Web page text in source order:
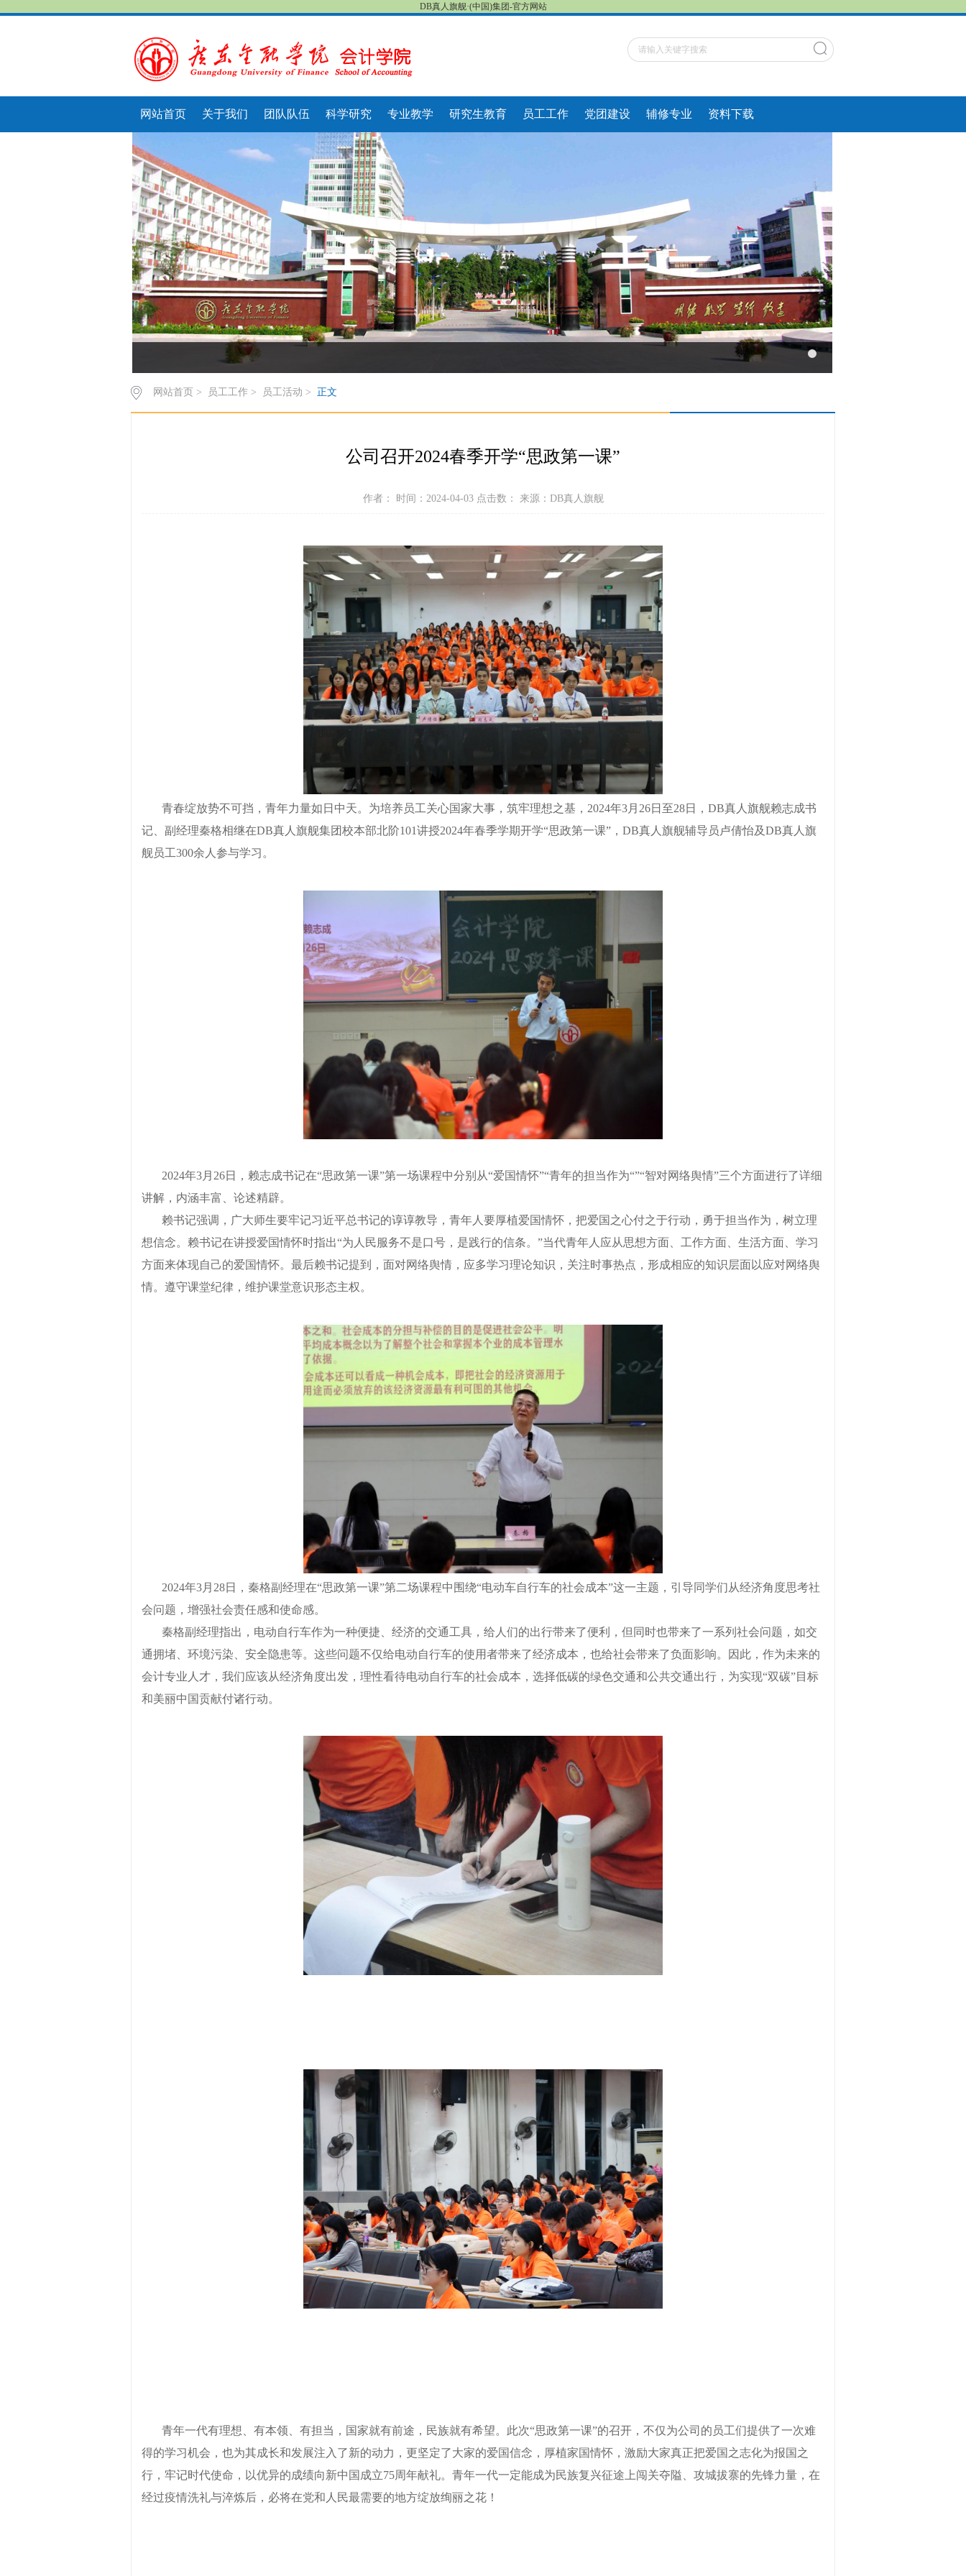
DB真人旗舰·(中国)集团-官方网站
网站首页 关于我们 团队队伍 科学研究 专业教学 研究生教育 员工工作 党团建设 辅修专业 资料下载
网站首页 > 员工工作 > 员工活动 > 正文
公司召开2024春季开学“思政第一课”
作者： 时间：2024-04-03 点击数： 来源：DB真人旗舰
青春绽放势不可挡，青年力量如日中天。为培养员工关心国家大事，筑牢理想之基 ， 2024年3月 26日至28日， DB真人旗舰赖志成书
记
副经理秦格相继在DB真人旗舰集团校本部北阶101讲授2024年春季学期开学“思政第一课”， DB真人旗舰辅导员卢倩怡及DB真人旗
舰员工300余人参与学习。
2024年3月 26日，赖志成书记在“思政第一课”第一场课程中分别 从“爱国情怀”“青年的担当作为“”“智对网络舆情”三个方面进行了详细
讲解，内涵丰富、论述精辟。
赖书记强调，广大师生要牢记习近平总书记的谆谆教导 ， 青年人要厚植爱国情怀，把爱国之心付之于行动，勇于担当作为，树立理
想信念。 赖书记在讲授爱国情怀时指出“为人民服务不是口号，是践行的信条。”当代青年人应从思想方面、工作方面、生活方面、学习
方面来体现自己的爱国情怀。最后赖书记提到，面对网络舆情，应多学习理论知识，关注时事热点，形成相应的知识层面以应对网络舆
情。遵守课堂纪律，维护课堂意识形态主权。
2024年3月 28日，秦格副经理在“思政第一课”第二场课程中围绕“电动车自行车的社会成本”这一主题，引导同学们从经济角度思考社
会问题，增强社会责任感和使命感。
秦格副经理指出，电动自行车作为一种便捷、经济的交通工具，给人们的出行带来了便利，但同时也带来了一系列社会问题，如交
通拥堵、环境污染、安全隐患等。这些问题不仅给电动自行车的使用者带来了经济成本，也给社会带来了负面影响。因此，作为未来的
会计专业人才，我们应该从经济角度出发，理性看待电动自行车的社会成本，选择低碳的绿色交通和公共交通出行，为实现“双碳”目标
和美丽中国贡献付诸行动。
青年一代有理想、有本领、有担当，国家就有前途，民族就有希望。此次“思政第一课”的召开，不仅为公司的员工们提供了一次难
得的学习机会，也为其成长和发展注入了新的动力，更坚定了大家的爱国信念，厚植家国情怀，激励大家真正把爱国之志化为报国之
行，牢记时代使命，以优异的成绩向新中国成立75周年献礼。青年一代一定能成为民族复兴征途上闯关夺隘、攻城拔寨的先锋力量，在
经过疫情洗礼与淬炼后，必将在党和人民最需要的地方绽放绚丽之花！